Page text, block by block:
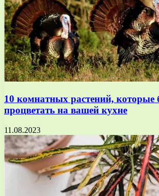
10 комнатных растений, которые
процветать на вашей кухне
11.08.2023